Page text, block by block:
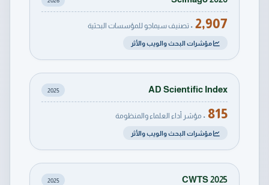
2,907 • تصنيف سيماجو للمؤسسات البحثية
مؤشرات البحث والويب والأثر
AD Scientific Index
2025
815 • مؤشر أداء العلماء والمنظومة
مؤشرات البحث والويب والأثر
CWTS 2025
2025